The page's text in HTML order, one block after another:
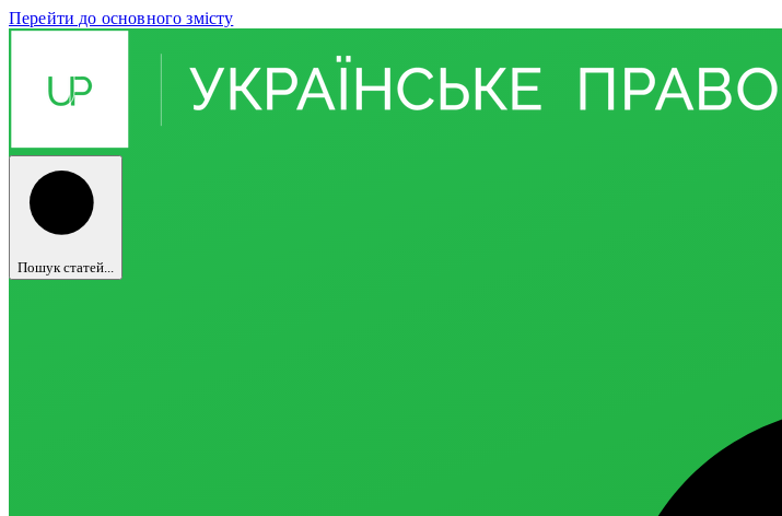
Перейти до основного змісту
Пошук статей...